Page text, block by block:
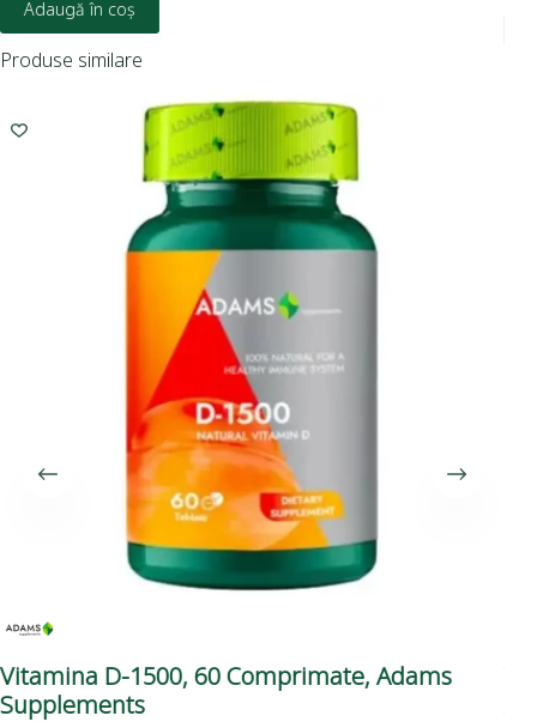
Adaugă în coș
Produse similare
Vitamina D-1500, 60 Comprimate, Adams
Supplements